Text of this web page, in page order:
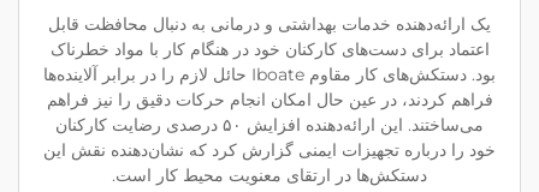
یک ارائه‌دهنده خدمات بهداشتی و درمانی به دنبال محافظت قابل
اعتماد برای دست‌های کارکنان خود در هنگام کار با مواد خطرناک
بود. دستکش‌های کار مقاوم Iboate حائل لازم را در برابر آلاینده‌ها
فراهم کردند، در عین حال امکان انجام حرکات دقیق را نیز فراهم
می‌ساختند. این ارائه‌دهنده افزایش ۵۰ درصدی رضایت کارکنان
خود را درباره تجهیزات ایمنی گزارش کرد که نشان‌دهنده نقش این
دستکش‌ها در ارتقای معنویت محیط کار است.